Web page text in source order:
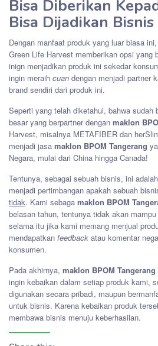
Bisa Diberikan
Bisa Dijadikan Bisnis
Dengan manfaat produk yang luar biasa ini,
Green Life Harvest memberikan opsi yang
inign menjadikan produk ini sekedar
ingin meraih cuan dengan menjadi partner
brand sendiri dari produk ini.
Seperti yang telah diketahui, bahwa sudah
besar yang berpartner dengan maklon
Harvest, misalnya METAFIBER dan
menjadi jasa maklon BPOM Tangerang
Negara, mulai dari China hingga Canada!
Tentunya, sebagai sebuah bisnis, ini
menjadi pertimbangan apakah sebuah
tidak. Kami sebaga maklon BPOM
belasan tahun, tentunya tidak akan
selama itu jika kami memang menjual
mendapatkan feedback atau komentar
konsumen.
Pada akhirnya, maklon BPOM Tangerang
ingin kebaikan dalam setiap produk kami,
digunakan secara pribadi, maupun
untuk bisnis. Karena kebaikan produk
membawa bisnis menuju keberhasilan.